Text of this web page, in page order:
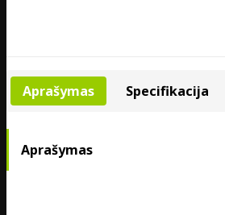
Aprašymas Specifikacija
Aprašymas